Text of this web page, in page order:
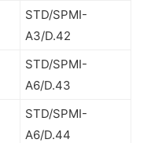
STD/SPMI-
A3/D.42
STD/SPMI-
A6/D.43
STD/SPMI-
A6/D.44